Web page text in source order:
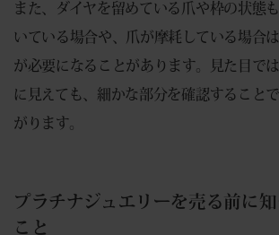
また、ダイヤを留めている爪や枠の状態
いている場合や、爪が摩耗している場合
が必要になることがあります。見た目で
に見えても、細かな部分を確認すること
がります。
プラチナジュエリーを売る前に
こと